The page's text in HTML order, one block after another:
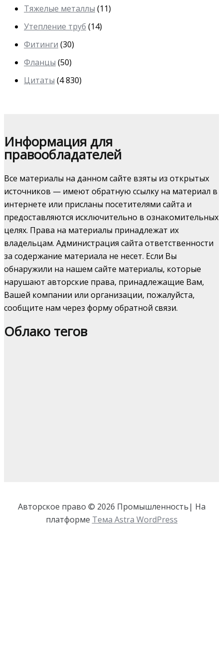
Тяжелые металлы (11)
Утепление труб (14)
Фитинги (30)
Фланцы (50)
Цитаты (4 830)
Информация для
правообладателей
Все материалы на данном сайте взяты из открытых
источников — имеют обратную ссылку на материал в
интернете или присланы посетителями сайта и
предоставляются исключительно в ознакомительных
целях. Права на материалы принадлежат их
владельцам. Администрация сайта ответственности
за содержание материала не несет. Если Вы
обнаружили на нашем сайте материалы, которые
нарушают авторские права, принадлежащие Вам,
Вашей компании или организации, пожалуйста,
сообщите нам через форму обратной связи.
Облако тегов
Авторское право © 2026 Промышленность| На
платформе Тема Astra WordPress